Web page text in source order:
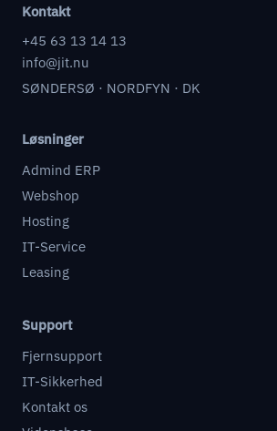
Kontakt
+45 63 13 14 13
info@jit.nu
SØNDERSØ · NORDFYN · DK
Løsninger
Admind ERP
Webshop
Hosting
IT-Service
Leasing
Support
Fjernsupport
IT-Sikkerhed
Kontakt os